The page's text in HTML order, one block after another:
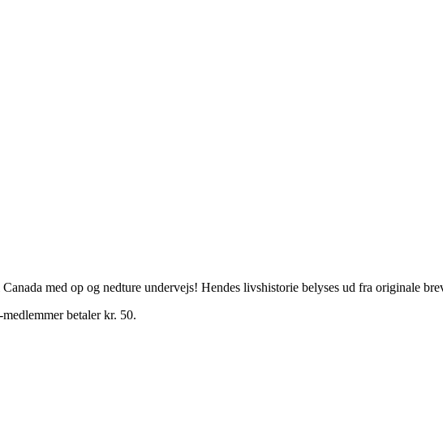
med op og nedture undervejs! Hendes livshistorie belyses ud fra originale
betaler kr. 50.